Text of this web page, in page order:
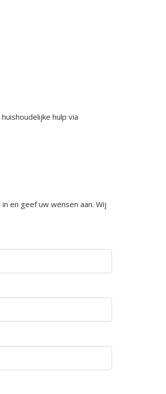
hulp via
en geef uw wensen aan. Wij